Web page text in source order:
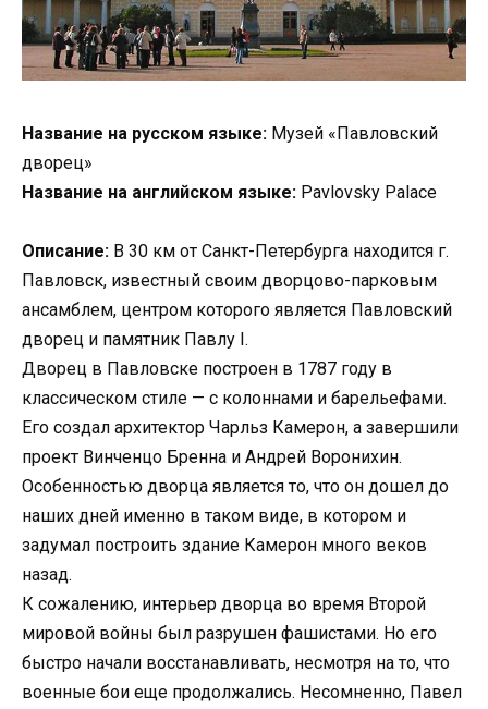
Название на русском языке: Музей «Павловский
дворец»
Название на английском языке: Pavlovsky Palace
Описание: В 30 км от Санкт-Петербурга находится г.
Павловск, известный своим дворцово-парковым
ансамблем, центром которого является Павловский
дворец и памятник Павлу I.
Дворец в Павловске построен в 1787 году в
классическом стиле — с колоннами и барельефами.
Его создал архитектор Чарльз Камерон, а завершили
проект Винченцо Бренна и Андрей Воронихин.
Особенностью дворца является то, что он дошел до
наших дней именно в таком виде, в котором и
задумал построить здание Камерон много веков
назад.
К сожалению, интерьер дворца во время Второй
мировой войны был разрушен фашистами. Но его
быстро начали восстанавливать, несмотря на то, что
военные бои еще продолжались. Несомненно, Павел